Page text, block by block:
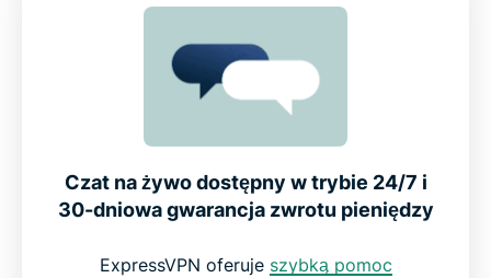
Czat na żywo dostępny w trybie 24/7 i
30-dniowa gwarancja zwrotu pieniędzy
ExpressVPN oferuje szybką pomoc